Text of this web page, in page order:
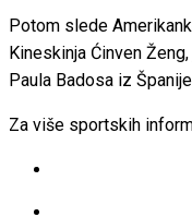
Potom slede
Kineskinja Ćinven
Paula Badosa iz
Za više sportskih